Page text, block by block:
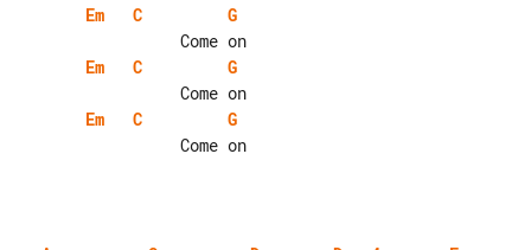
Em
C
G
Em
C
G
Em
C
G